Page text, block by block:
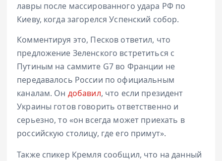
лавры после массированного удара РФ по
Киеву, когда загорелся Успенский собор.
Комментируя это, Песков ответил, что
предложение Зеленского встретиться с
Путиным на саммите G7 во Франции не
передавалось России по официальным
каналам. Он добавил, что если президент
Украины готов говорить ответственно и
серьезно, то «он всегда может приехать в
российскую столицу, где его примут».
Также спикер Кремля сообщил, что на данный